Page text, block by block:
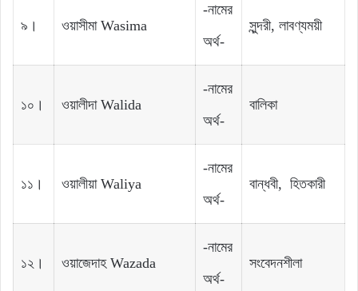
৯। ওয়াসীমা Wasima
-নামের
অর্থ-
সুন্দরী, লাবণ্যময়ী
১০। ওয়ালীদা Walida
-নামের
অর্থ-
বালিকা
১১। ওয়ালীয়া Waliya
-নামের
অর্থ-
বান্ধবী, হিতকারী
১২। ওয়াজেদাহ Wazada
-নামের
অর্থ-
সংবেদনশীলা